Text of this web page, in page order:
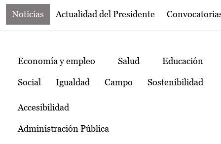
Noticias Actualidad del Presidente
Temas
Economía y empleo Salud Educación
Social Igualdad Campo Sostenibilidad
Accesibilidad
Administración Pública